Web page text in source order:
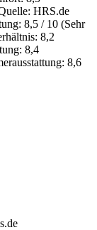
HRS.de
8,5 / 10 (Sehr
8,2
8,4
8,6